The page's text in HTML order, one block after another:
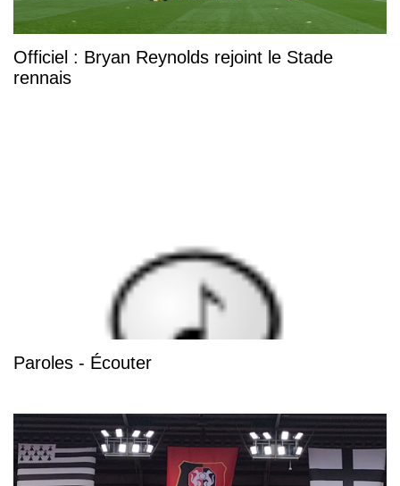
Officiel : Bryan Reynolds rejoint le Stade
rennais
Paroles - Écouter